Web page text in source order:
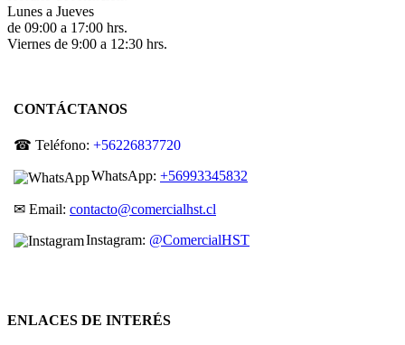
Lunes a Jueves
de 09:00 a 17:00 hrs.
Viernes de 9:00 a 12:30 hrs.
CONTÁCTANOS
☎ Teléfono: +56226837720
WhatsApp: +56993345832
✉ Email: contacto@comercialhst.cl
Instagram: @ComercialHST
ENLACES DE INTERÉS